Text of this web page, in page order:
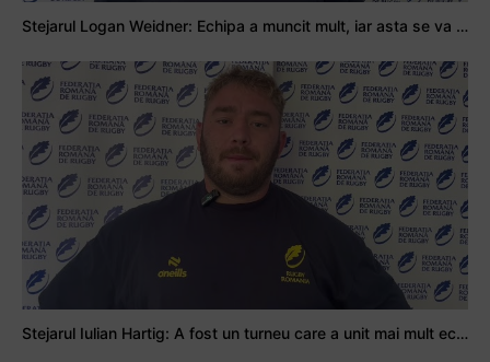
Stejarul Logan Weidner: Echipa a muncit mult, iar asta se va vedea în meciurile de la Nations Cup
Stejarul Iulian Hartig: A fost un turneu care a unit mai mult echipa